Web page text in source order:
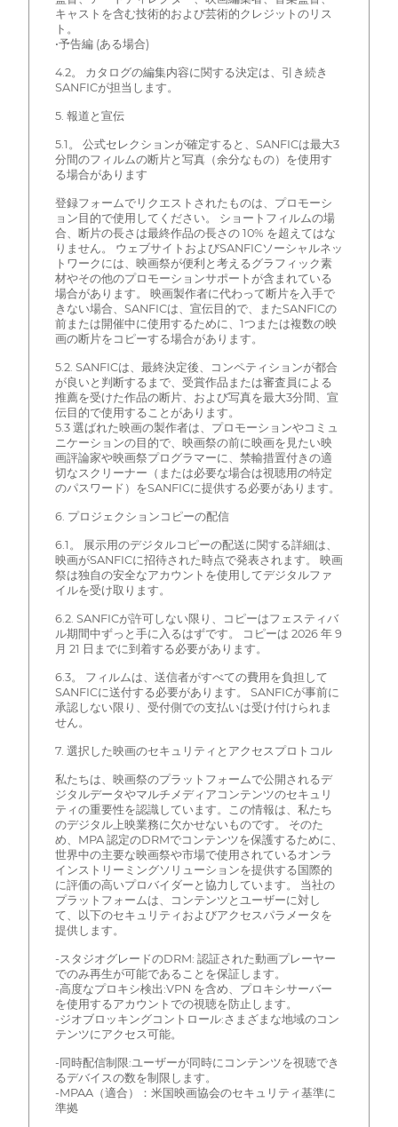
キャストを含む技術的および芸術的クレジットのリス
ト。
•予告編 (ある場合)
4.2。 カタログの編集内容に関する決定は、引き続き
SANFICが担当します。
5. 報道と宣伝
5.1。 公式セレクションが確定すると、SANFICは最大3
分間のフィルムの断片と写真（余分なもの）を使用す
る場合があります
登録フォームでリクエストされたものは、プロモーシ
ョン目的で使用してください。 ショートフィルムの場
合、断片の長さは最終作品の長さの 10% を超えてはな
りません。 ウェブサイトおよびSANFICソーシャルネッ
トワークには、映画祭が便利と考えるグラフィック素
材やその他のプロモーションサポートが含まれている
場合があります。 映画製作者に代わって断片を入手で
きない場合、SANFICは、宣伝目的で、またSANFICの
前または開催中に使用するために、1つまたは複数の映
画の断片をコピーする場合があります。
5.2. SANFICは、最終決定後、コンペティションが都合
が良いと判断するまで、受賞作品または審査員による
推薦を受けた作品の断片、および写真を最大3分間、宣
伝目的で使用することがあります。
5.3 選ばれた映画の製作者は、プロモーションやコミュ
ニケーションの目的で、映画祭の前に映画を見たい映
画評論家や映画祭プログラマーに、禁輸措置付きの適
切なスクリーナー（または必要な場合は視聴用の特定
のパスワード）をSANFICに提供する必要があります。
6. プロジェクションコピーの配信
6.1。 展示用のデジタルコピーの配送に関する詳細は、
映画がSANFICに招待された時点で発表されます。 映画
祭は独自の安全なアカウントを使用してデジタルファ
イルを受け取ります。
6.2. SANFICが許可しない限り、コピーはフェスティバ
ル期間中ずっと手に入るはずです。 コピーは 2026 年 9
月 21 日までに到着する必要があります。
6.3。 フィルムは、送信者がすべての費用を負担して
SANFICに送付する必要があります。 SANFICが事前に
承認しない限り、受付側での支払いは受け付けられま
せん。
7. 選択した映画のセキュリティとアクセスプロトコル
私たちは、映画祭のプラットフォームで公開されるデ
ジタルデータやマルチメディアコンテンツのセキュリ
ティの重要性を認識しています。この情報は、私たち
のデジタル上映業務に欠かせないものです。 そのた
め、MPA 認定のDRMでコンテンツを保護するために、
世界中の主要な映画祭や市場で使用されているオンラ
インストリーミングソリューションを提供する国際的
に評価の高いプロバイダーと協力しています。 当社の
プラットフォームは、コンテンツとユーザーに対し
て、以下のセキュリティおよびアクセスパラメータを
提供します。
-スタジオグレードのDRM: 認証された動画プレーヤー
でのみ再生が可能であることを保証します。
-高度なプロキシ検出:VPN を含め、プロキシサーバー
を使用するアカウントでの視聴を防止します。
-ジオブロッキングコントロール:さまざまな地域のコン
テンツにアクセス可能。
-同時配信制限:ユーザーが同時にコンテンツを視聴でき
るデバイスの数を制限します。
-MPAA（適合）：米国映画協会のセキュリティ基準に
準拠